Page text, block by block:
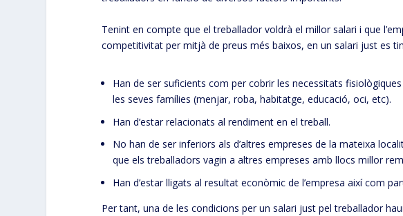
Tenint en compte que el treballador voldrà el millor salari i que
competitivitat per mitjà de preus més baixos, en un salari just es
Han de ser suficients com per cobrir les necessitats
les seves famílies (menjar, roba, habitatge, educació, oci, etc).
Han d’estar relacionats al rendiment en el treball.
No han de ser inferiors als d’altres empreses de la mateixa
que els treballadors vagin a altres empreses amb llocs millor
Han d’estar lligats al resultat econòmic de l’empresa així com
Per tant, una de les condicions per un salari just pel treballador